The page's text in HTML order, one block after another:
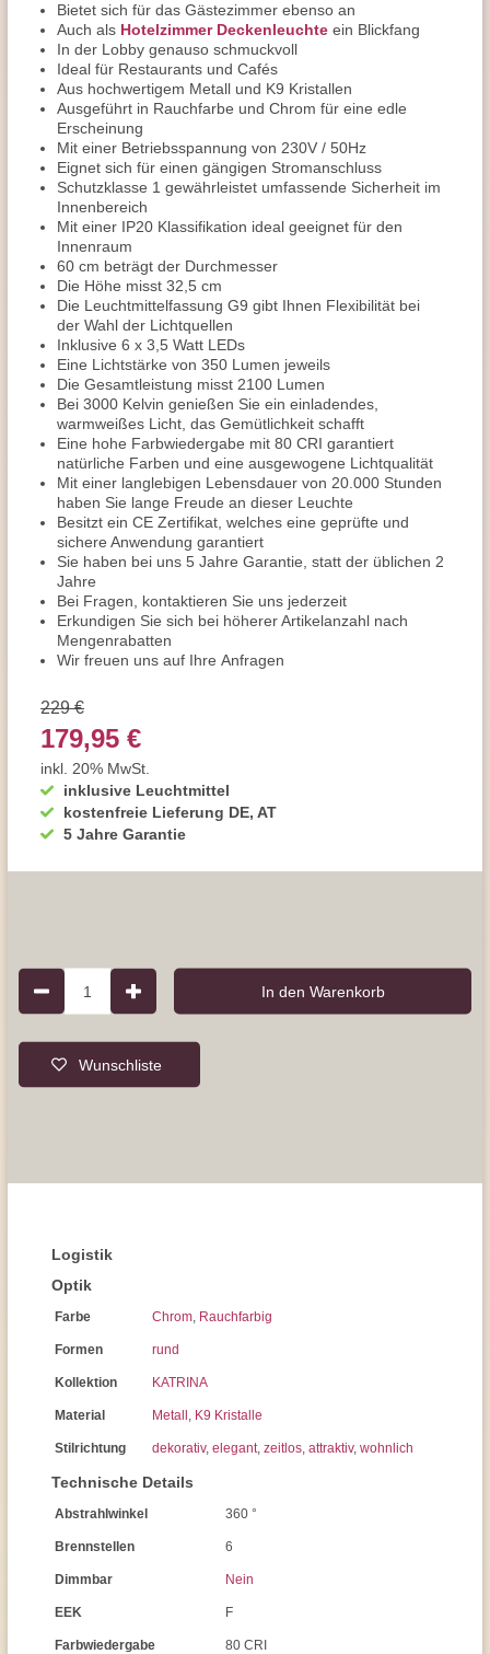
Bietet sich für das Gästezimmer ebenso an
Auch als Hotelzimmer Deckenleuchte ein Blickfang
In der Lobby genauso schmuckvoll
Ideal für Restaurants und Cafés
Aus hochwertigem Metall und K9 Kristallen
Ausgeführt in Rauchfarbe und Chrom für eine edle
Erscheinung
Mit einer Betriebsspannung von 230V / 50Hz
Eignet sich für einen gängigen Stromanschluss
Schutzklasse 1 gewährleistet umfassende Sicherheit im
Innenbereich
Mit einer IP20 Klassifikation ideal geeignet für den
Innenraum
60 cm beträgt der Durchmesser
Die Höhe misst 32,5 cm
Die Leuchtmittelfassung G9 gibt Ihnen Flexibilität bei
der Wahl der Lichtquellen
Inklusive 6 x 3,5 Watt LEDs
Eine Lichtstärke von 350 Lumen jeweils
Die Gesamtleistung misst 2100 Lumen
Bei 3000 Kelvin genießen Sie ein einladendes,
warmweißes Licht, das Gemütlichkeit schafft
Eine hohe Farbwiedergabe mit 80 CRI garantiert
natürliche Farben und eine ausgewogene Lichtqualität
Mit einer langlebigen Lebensdauer von 20.000 Stunden
haben Sie lange Freude an dieser Leuchte
Besitzt ein CE Zertifikat, welches eine geprüfte und
sichere Anwendung garantiert
Sie haben bei uns 5 Jahre Garantie, statt der üblichen 2
Jahre
Bei Fragen, kontaktieren Sie uns jederzeit
Erkundigen Sie sich bei höherer Artikelanzahl nach
Mengenrabatten
Wir freuen uns auf Ihre Anfragen
inklusive Leuchtmittel
kostenfreie Lieferung DE, AT
5 Jahre Garantie
229 €
179,95 €
inkl. 20% MwSt.
1 In den Warenkorb
Wunschliste
Logistik
Optik
Farbe Chrom, Rauchfarbig
Formen rund
Kollektion KATRINA
Material Metall , K9 Kristalle
Stilrichtung dekorativ, elegant, zeitlos, attraktiv, wohnlich
Technische Details
Abstrahlwinkel 360 °
Brennstellen 6
Dimmbar Nein
EEK F
Farbwiedergabe 80 CRI